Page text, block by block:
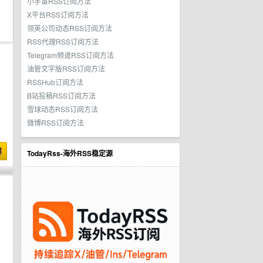
X平台RSS订阅方法
领英公司动态RSS订阅方法
RSS代理RSS订阅方法
Telegram频道RSS订阅方法
油管文字版RSS订阅方法
RSSHub订阅方法
B站投稿RSS订阅方法
雪球动态RSS订阅方法
微博RSS订阅方法
TodayRss-海外RSS稳定源